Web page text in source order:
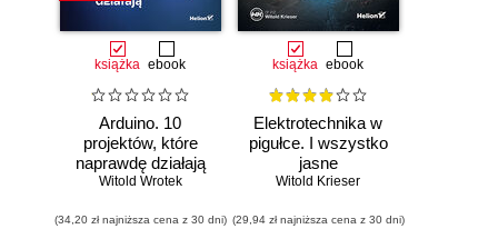
książka ebook
Arduino. 10
projektów, które
naprawdę działają
Witold Wrotek
(34,20 zł najniższa cena z 30 dni)
książka ebook
Elektrotechnika w
pigułce. I wszystko
jasne
Witold Krieser
(29,94 zł najniższa cena z 30 dni)